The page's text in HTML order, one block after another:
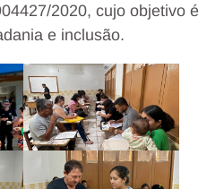
2020, cujo objetivo é
e inclusão.